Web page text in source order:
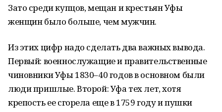
Зато среди купцов, мещан и крестьян Уфы
женщин было больше, чем мужчин.
Из этих цифр надо сделать два важных вывода.
Первый: военнослужащие и правительственные
чиновники Уфы 1830–40 годов в основном были
люди пришлые. Второй: Уфа тех лет, хотя
крепость ее сгорела еще в 1759 году и пушки